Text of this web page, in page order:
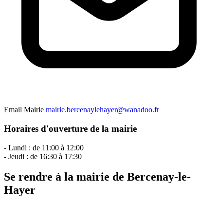
Email Mairie mairie.bercenaylehayer@wanadoo.fr
Horaires d'ouverture de la mairie
- Lundi : de 11:00 à 12:00
- Jeudi : de 16:30 à 17:30
Se rendre à la mairie de Bercenay-le-
Hayer